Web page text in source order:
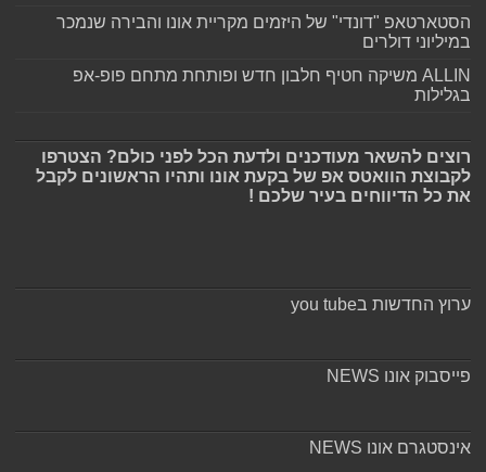
הסטארטאפ "דונדי" של היזמים מקריית אונו והבירה שנמכר
במיליוני דולרים
ALLIN משיקה חטיף חלבון חדש ופותחת מתחם פופ-אפ
בגלילות
רוצים להשאר מעודכנים ולדעת הכל לפני כולם? הצטרפו
לקבוצת הוואטס אפ של בקעת אונו ותהיו הראשונים לקבל
את כל הדיווחים בעיר שלכם !
ערוץ החדשות בyou tube
פייסבוק אונו NEWS
אינסטגרם אונו NEWS